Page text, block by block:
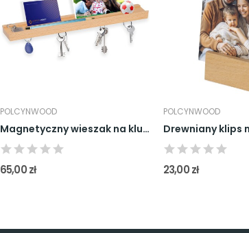
POLCYNWOOD
Magnetyczny wieszak na klucze, półka -...
65,00 zł
POLCYNWOOD
23,00 zł